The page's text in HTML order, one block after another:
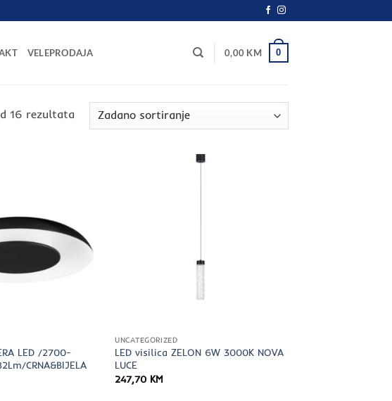
VELEPRODAJA 0,00 KM 0
16 rezultata
LED /2700-
CRNA&BIJELA
UNCATEGORIZED
LED visilica ZELON 6W 3000K NOVA
LUCE
247,70 KM